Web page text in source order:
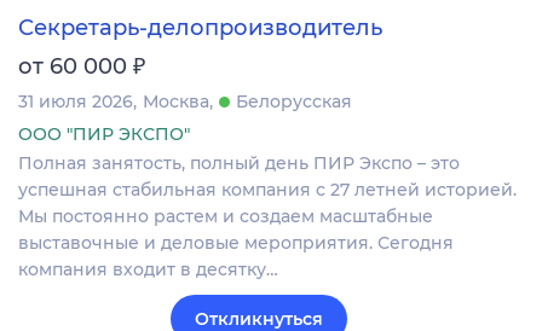
Секретарь-делопроизводитель
от 60 000 ₽
31 июля 2026 Москва
Белорусская
ООО "ПИР ЭКСПО"
Полная занятость, полный день ПИР Экспо – это
успешная стабильная компания с 27 летней историей.
Мы постоянно растем и создаем масштабные
выставочные и деловые мероприятия. Сегодня
компания входит в десятку…
Откликнуться